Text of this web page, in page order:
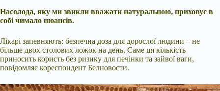
Насолода, яку ми звикли вважати натуральною, приховує в
собі чимало нюансів.
Лікарі запевняють: безпечна доза для дорослої людини – не
більше двох столових ложок на день. Саме ця кількість
приносить користь без ризику для печінки та зайвої ваги,
повідомляє кореспондент Белновости.